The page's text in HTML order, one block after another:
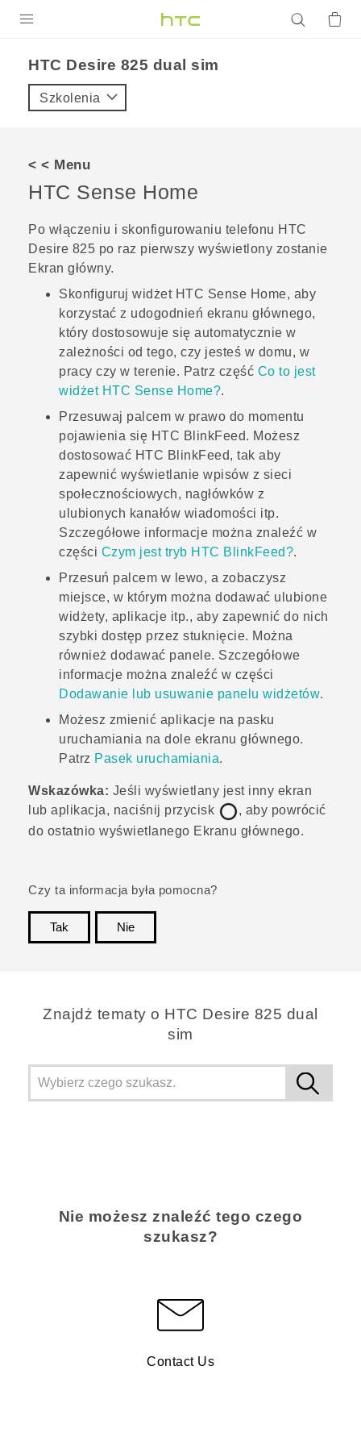
VIVE
POMOC TECHNICZNA
Urządzenia i akcesoria HTC
Zaloguj się
HTC Desire 825 dual sim‎
Szkolenia
< < Menu
HTC Sense Home
Po włączeniu i skonfigurowaniu telefonu HTC
Desire 825 po raz pierwszy wyświetlony zostanie
Ekran główny.
Skonfiguruj widżet HTC Sense Home, aby
korzystać z udogodnień ekranu głównego,
który dostosowuje się automatycznie w
zależności od tego, czy jesteś w domu, w
pracy czy w terenie. Patrz część Co to jest
widżet HTC Sense Home?.
Przesuwaj palcem w prawo do momentu
pojawienia się HTC BlinkFeed. Możesz
dostosować HTC BlinkFeed, tak aby
zapewnić wyświetlanie wpisów z sieci
społecznościowych, nagłówków z
ulubionych kanałów wiadomości itp.
Szczegółowe informacje można znaleźć w
części Czym jest tryb HTC BlinkFeed?.
Przesuń palcem w lewo, a zobaczysz
miejsce, w którym można dodawać ulubione
widżety, aplikacje itp., aby zapewnić do nich
szybki dostęp przez stuknięcie. Można
również dodawać panele. Szczegółowe
informacje można znaleźć w części
Dodawanie lub usuwanie panelu widżetów.
Możesz zmienić aplikacje na pasku
uruchamiania na dole ekranu głównego.
Patrz Pasek uruchamiania.
Wskazówka: Jeśli wyświetlany jest inny ekran
lub aplikacja, naciśnij przycisk
, aby powrócić
do ostatnio wyświetlanego Ekranu głównego.
Czy ta informacja była pomocna?
Tak
Nie
Znajdż tematy o HTC Desire 825 dual
sim
Nie możesz znaleźć tego czego
szukasz?
Contact Us